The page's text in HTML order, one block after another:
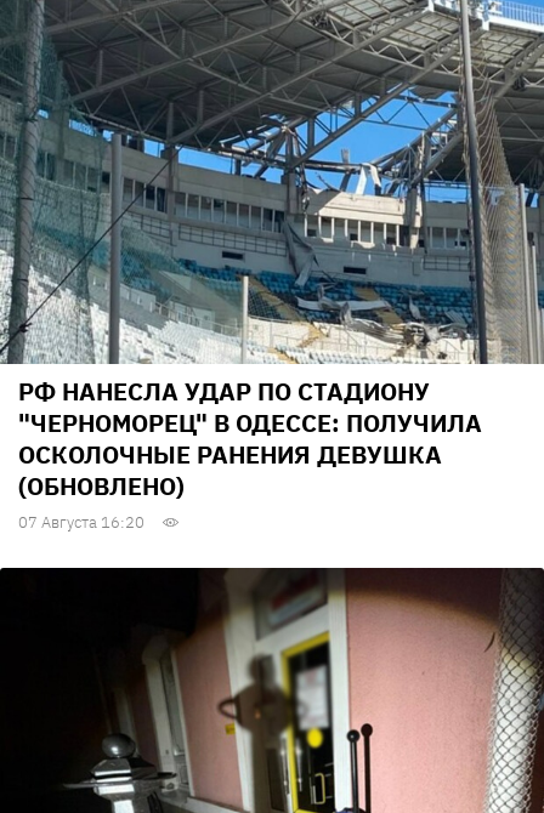
РФ НАНЕСЛА УДАР ПО СТАДИОНУ
"ЧЕРНОМОРЕЦ" В ОДЕССЕ: ПОЛУЧИЛА
ОСКОЛОЧНЫЕ РАНЕНИЯ ДЕВУШКА
(ОБНОВЛЕНО)
07 Августа 16:20